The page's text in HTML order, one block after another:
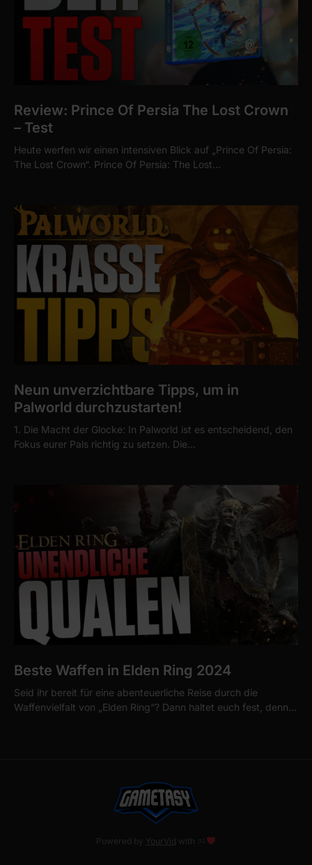
Review: Prince Of Persia The Lost Crown
– Test
Heute werfen wir einen intensiven Blick auf „Prince Of Persia:
The Lost Crown“. Prince Of Persia: The Lost…
Neun unverzichtbare Tipps, um in
Palworld durchzustarten!
1. Die Macht der Glocke: In Palworld ist es entscheidend, den
Fokus eurer Pals richtig zu setzen. Die…
Beste Waffen in Elden Ring 2024
Seid ihr bereit für eine abenteuerliche Reise durch die
Waffenvielfalt von „Elden Ring“? Dann haltet euch fest, denn…
Powered by YourVid with